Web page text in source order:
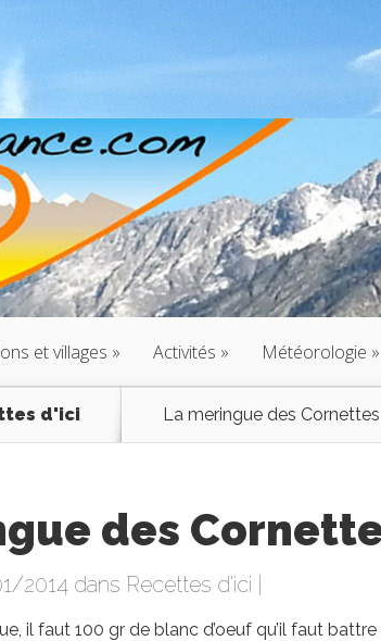
et villages » Activités » Météorologie »
d'ici La meringue des Cornettes
des
2014 dans Recettes d'ici
il faut 100 gr de blanc d’oeuf qu’il faut